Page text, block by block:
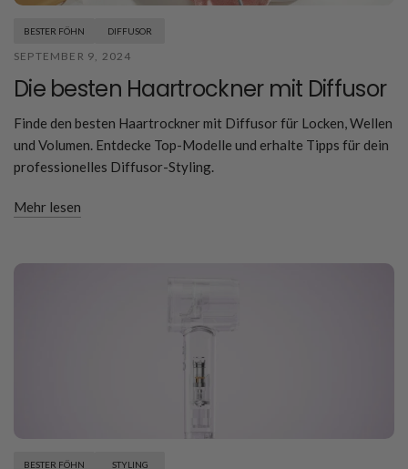
BESTER FÖHN DIFFUSOR
SEPTEMBER 9, 2024
Die besten Haartrockner mit Diffusor
Finde den besten Haartrockner mit Diffusor für Locken, Wellen
und Volumen. Entdecke Top-Modelle und erhalte Tipps für dein
professionelles Diffusor-Styling.
Mehr lesen
BESTER FÖHN STYLING